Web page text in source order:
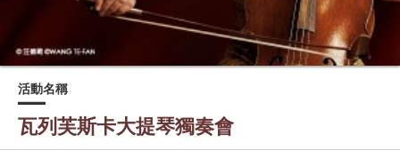
活動名稱
瓦列芙斯卡大提琴獨奏會